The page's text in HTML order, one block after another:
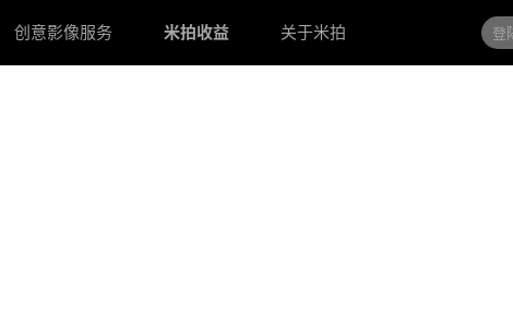
创意影像服务 米拍收益 关于米拍